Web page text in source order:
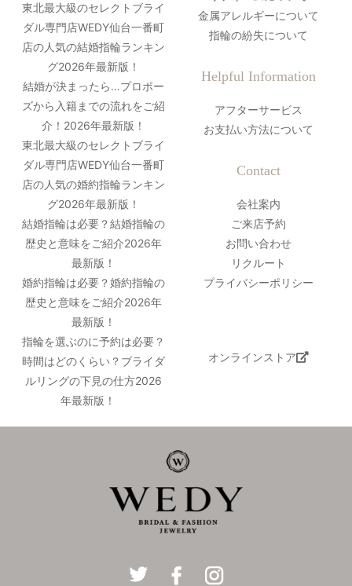
東北最大級のセレクトブライ
ダル専門店WEDY仙台一番町
店の人気の結婚指輪ランキン
グ2026年最新版！
結婚が決まったら…プロポー
ズから入籍までの流れをご紹
介！2026年最新版！
東北最大級のセレクトブライ
ダル専門店WEDY仙台一番町
店の人気の婚約指輪ランキン
グ2026年最新版！
結婚指輪は必要？結婚指輪の
歴史と意味をご紹介2026年
最新版！
婚約指輪は必要？婚約指輪の
歴史と意味をご紹介2026年
最新版！
指輪を選ぶのに予約は必要？
時間はどのくらい？ブライダ
ルリングの下見の仕方2026
年最新版！
金属アレルギーについて
指輪の紛失について
Helpful Information
アフターサービス
お支払い方法について
Contact
会社案内
ご来店予約
お問い合わせ
リクルート
プライバシーポリシー
オンラインストア